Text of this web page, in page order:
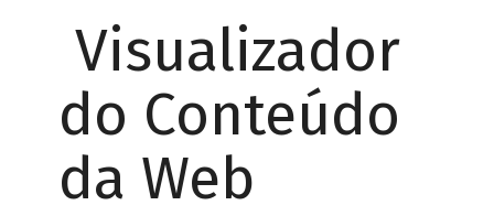
Visualizador
do Conteúdo
da Web